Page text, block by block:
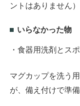
ントはありません）
いらなかった物
・食器用洗剤とス
マグカップを洗う
が、備え付けで準